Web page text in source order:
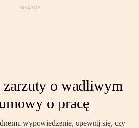
zarzuty o wadliwym
o pracę
wypowiedzenie, upewnij się, czy